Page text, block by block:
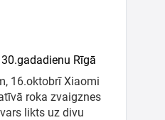
Rīgā
16.oktobrī Xiaomi
roka zvaigznes
likts uz divu